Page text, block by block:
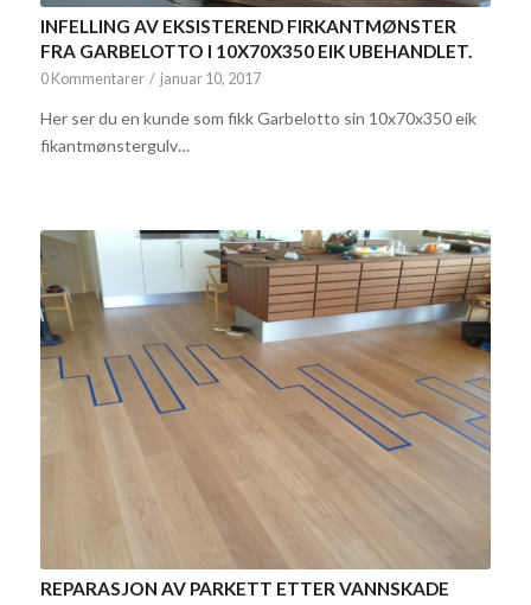
INFELLING AV EKSISTEREND FIRKANTMØNSTER
FRA GARBELOTTO I 10X70X350 EIK UBEHANDLET.
0 Kommentarer / januar 10, 2017
Her ser du en kunde som fikk Garbelotto sin 10x70x350 eik
fikantmønstergulv…
REPARASJON AV PARKETT ETTER VANNSKADE